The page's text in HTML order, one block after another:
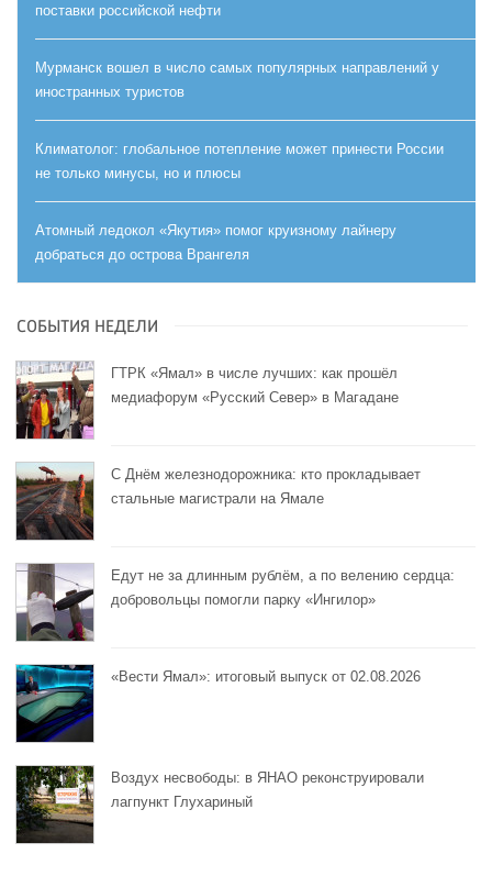
поставки российской нефти
Мурманск вошел в число самых популярных направлений у
иностранных туристов
Климатолог: глобальное потепление может принести России
не только минусы, но и плюсы
Атомный ледокол «Якутия» помог круизному лайнеру
добраться до острова Врангеля
СОБЫТИЯ НЕДЕЛИ
ГТРК «Ямал» в числе лучших: как прошёл
медиафорум «Русский Север» в Магадане
С Днём железнодорожника: кто прокладывает
стальные магистрали на Ямале
Едут не за длинным рублём, а по велению сердца:
добровольцы помогли парку «Ингилор»
«Вести Ямал»: итоговый выпуск от 02.08.2026
Воздух несвободы: в ЯНАО реконструировали
лагпункт Глухариный